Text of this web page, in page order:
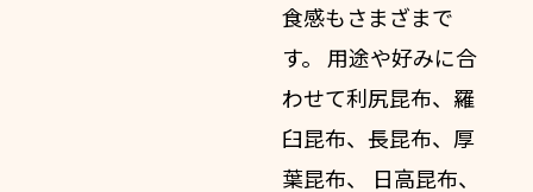
食感もさまざまで
す。 用途や好みに合
わせて利尻昆布、 羅
臼昆布、長昆布、 厚
葉昆布、 日高昆布、